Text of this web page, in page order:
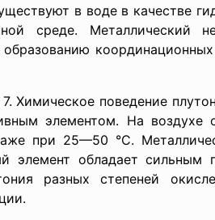
в воде в качестве
среде. Металлический
поведение
элементом. На воздухе
при 25—50 °C.
элемент обладает сильным
разных степеней